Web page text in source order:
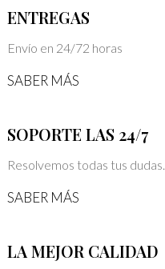
ENTREGAS
Envío en 24/72 horas
SABER MÁS
SOPORTE LAS 24/7
Resolvemos todas tus dudas.
SABER MÁS
LA MEJOR CALIDAD